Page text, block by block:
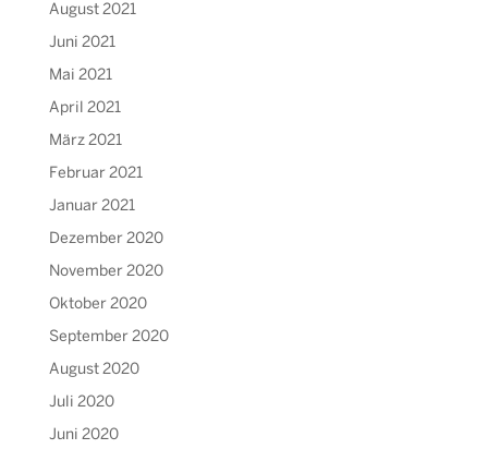
August 2021
Juni 2021
Mai 2021
April 2021
März 2021
Februar 2021
Januar 2021
Dezember 2020
November 2020
Oktober 2020
September 2020
August 2020
Juli 2020
Juni 2020